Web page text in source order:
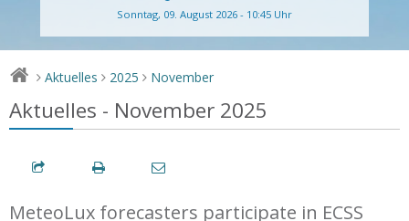
Sonntag, 09. August 2026 - 10:45 Uhr
> Aktuelles > 2025 > November
Aktuelles - November 2025
MeteoLux forecasters participate in ECSS